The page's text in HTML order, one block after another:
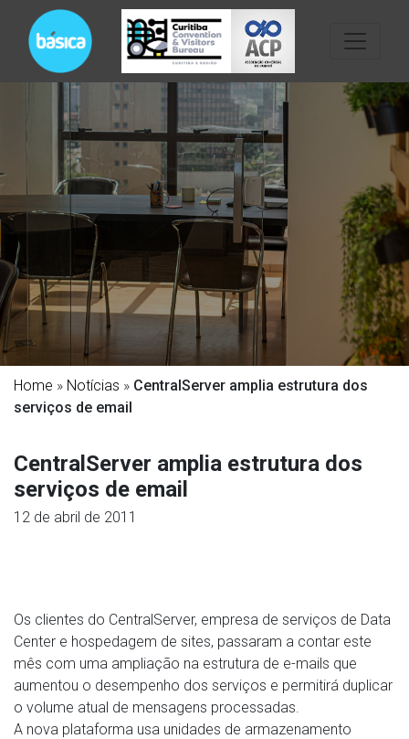
Home » Notícias » CentralServer amplia estrutura dos
serviços de email
CentralServer amplia estrutura dos
serviços de email
12 de abril de 2011
Os clientes do CentralServer, empresa de serviços de Data
Center e hospedagem de sites, passaram a contar este
mês com uma ampliação na estrutura de e-mails que
aumentou o desempenho dos serviços e permitirá duplicar
o volume atual de mensagens processadas.
A nova plataforma usa unidades de armazenamento